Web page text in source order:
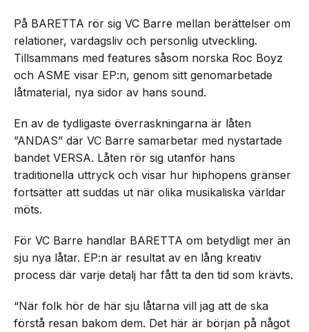
På BARETTA rör sig VC Barre mellan berättelser om
relationer, vardagsliv och personlig utveckling.
Tillsammans med features såsom norska Roc Boyz
och ASME visar EP:n, genom sitt genomarbetade
låtmaterial, nya sidor av hans sound.
En av de tydligaste överraskningarna är låten
”ANDAS” där VC Barre samarbetar med nystartade
bandet VERSA. Låten rör sig utanför hans
traditionella uttryck och visar hur hiphopens gränser
fortsätter att suddas ut när olika musikaliska världar
möts.
För VC Barre handlar BARETTA om betydligt mer än
sju nya låtar. EP:n är resultat av en lång kreativ
process där varje detalj har fått ta den tid som krävts.
“När folk hör de här sju låtarna vill jag att de ska
förstå resan bakom dem. Det här är början på något